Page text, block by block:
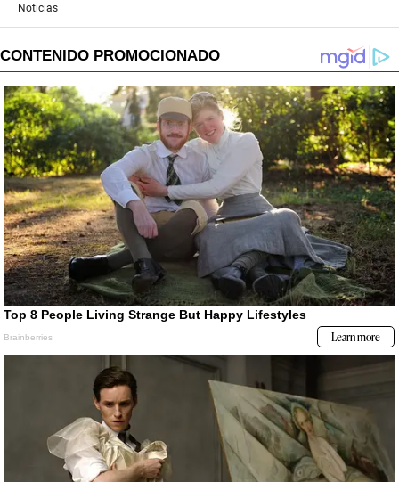
Noticias